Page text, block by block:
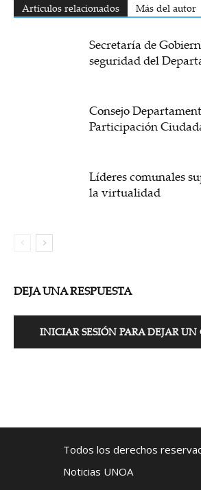
Artículos relacionados Más del autor
Secretaría de
seguridad del
Consejo
Participación
Líderes comunales
la virtualidad
DEJA UNA RESPUESTA
INICIAR SESIÓN PARA DEJAR
Todos los derechos
Noticias UNOA